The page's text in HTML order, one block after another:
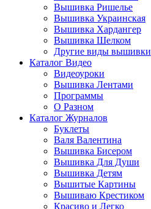
Вышивка Ришелье
Вышивка Украинская
Вышивка Хардангер
Вышивка Шелком
Другие виды вышивки
Каталог Видео
Видеоуроки
Вышивка Лентами
Программы
О Разном
Каталог Журналов
Буклеты
Валя Валентина
Вышивка Бисером
Вышивка Для Души
Вышивка Детям
Вышитые Картины
Вышиваю Крестиком
Красиво и Легко